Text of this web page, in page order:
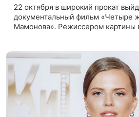
22 октября в широкий прокат
документальный фильм «Четыре
Мамонова». Режиссером картины